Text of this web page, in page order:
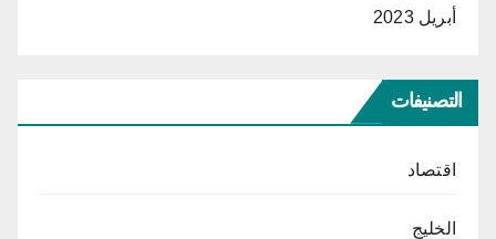
أبريل 2023
التصنيفات
اقتصاد
الخليج